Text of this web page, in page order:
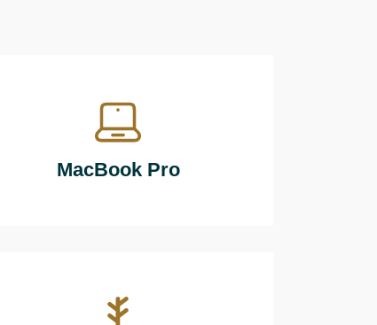
MacBook Pro